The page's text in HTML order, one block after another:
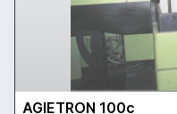
AGIETRON 100c